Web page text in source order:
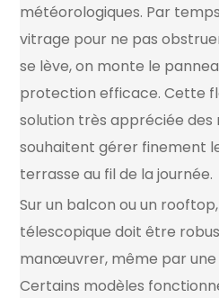
météorologiques. Par
vitrage pour ne pas
se lève, on monte le
protection efficace. Cette
solution très appréciée des
souhaitent gérer finement
terrasse au fil de la journée.
Sur un balcon ou un
télescopique doit être
manœuvrer, même par une
Certains modèles